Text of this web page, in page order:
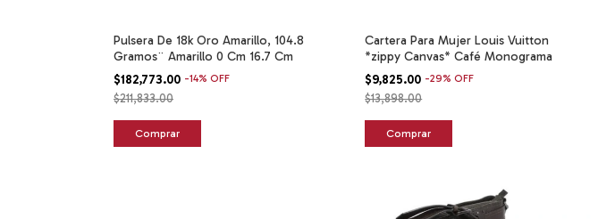
Pulsera De 18k Oro Amarillo, 104.8
Gramos¨ Amarillo 0 Cm 16.7 Cm
$182,773.00 -14% OFF
$211,833.00
Cartera Para Mujer Louis Vuitton
*zippy Canvas* Café Monograma
$9,825.00 -29%OFF
$13,898.00